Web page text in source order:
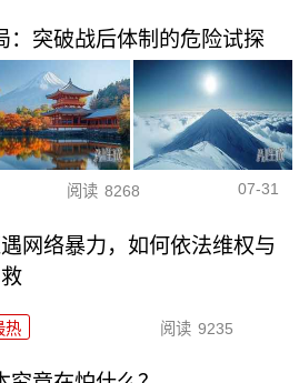
：突破战后体制的危险试探
阅读 8268 07-31
网络暴力，如何依法维权与
热 阅读 9235